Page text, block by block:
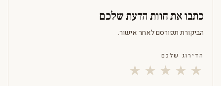
כתבו את חוות הדעת שלכם
הביקורת תפורסם לאחר אישור.
הדירוג שלכם
★ ★ ★ ★ ★